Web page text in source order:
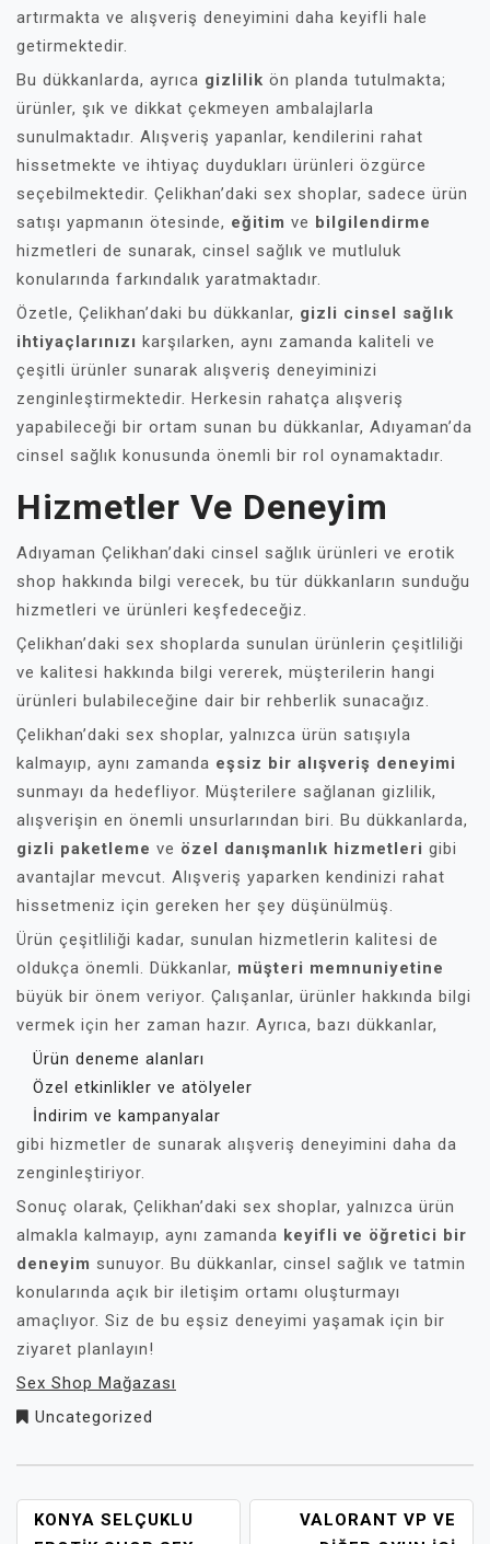
artırmakta ve alışveriş deneyimini daha keyifli hale
getirmektedir.
Bu dükkanlarda, ayrıca gizlilik ön planda tutulmakta;
ürünler, şık ve dikkat çekmeyen ambalajlarla
sunulmaktadır. Alışveriş yapanlar, kendilerini rahat
hissetmekte ve ihtiyaç duydukları ürünleri özgürce
seçebilmektedir. Çelikhan’daki sex shoplar, sadece ürün
satışı yapmanın ötesinde, eğitim ve bilgilendirme
hizmetleri de sunarak, cinsel sağlık ve mutluluk
konularında farkındalık yaratmaktadır.
Özetle, Çelikhan’daki bu dükkanlar, gizli cinsel sağlık
ihtiyaçlarınızı karşılarken, aynı zamanda kaliteli ve
çeşitli ürünler sunarak alışveriş deneyiminizi
zenginleştirmektedir. Herkesin rahatça alışveriş
yapabileceği bir ortam sunan bu dükkanlar, Adıyaman’da
cinsel sağlık konusunda önemli bir rol oynamaktadır.
Hizmetler Ve Deneyim
Adıyaman Çelikhan’daki cinsel sağlık ürünleri ve erotik
shop hakkında bilgi verecek, bu tür dükkanların sunduğu
hizmetleri ve ürünleri keşfedeceğiz.
Çelikhan’daki sex shoplarda sunulan ürünlerin çeşitliliği
ve kalitesi hakkında bilgi vererek, müşterilerin hangi
ürünleri bulabileceğine dair bir rehberlik sunacağız.
Çelikhan’daki sex shoplar, yalnızca ürün satışıyla
kalmayıp, aynı zamanda eşsiz bir alışveriş deneyimi
sunmayı da hedefliyor. Müşterilere sağlanan gizlilik,
alışverişin en önemli unsurlarından biri. Bu dükkanlarda,
gizli paketleme ve özel danışmanlık hizmetleri gibi
avantajlar mevcut. Alışveriş yaparken kendinizi rahat
hissetmeniz için gereken her şey düşünülmüş.
Ürün çeşitliliği kadar, sunulan hizmetlerin kalitesi de
oldukça önemli. Dükkanlar, müşteri memnuniyetine
büyük bir önem veriyor. Çalışanlar, ürünler hakkında bilgi
vermek için her zaman hazır. Ayrıca, bazı dükkanlar,
Ürün deneme alanları
Özel etkinlikler ve atölyeler
İndirim ve kampanyalar
gibi hizmetler de sunarak alışveriş deneyimini daha da
zenginleştiriyor.
Sonuç olarak, Çelikhan’daki sex shoplar, yalnızca ürün
almakla kalmayıp, aynı zamanda keyifli ve öğretici bir
deneyim sunuyor. Bu dükkanlar, cinsel sağlık ve tatmin
konularında açık bir iletişim ortamı oluşturmayı
amaçlıyor. Siz de bu eşsiz deneyimi yaşamak için bir
ziyaret planlayın!
Sex Shop Mağazası
Uncategorized
YAZI
KONYA SELÇUKLU
VALORANT VP VE